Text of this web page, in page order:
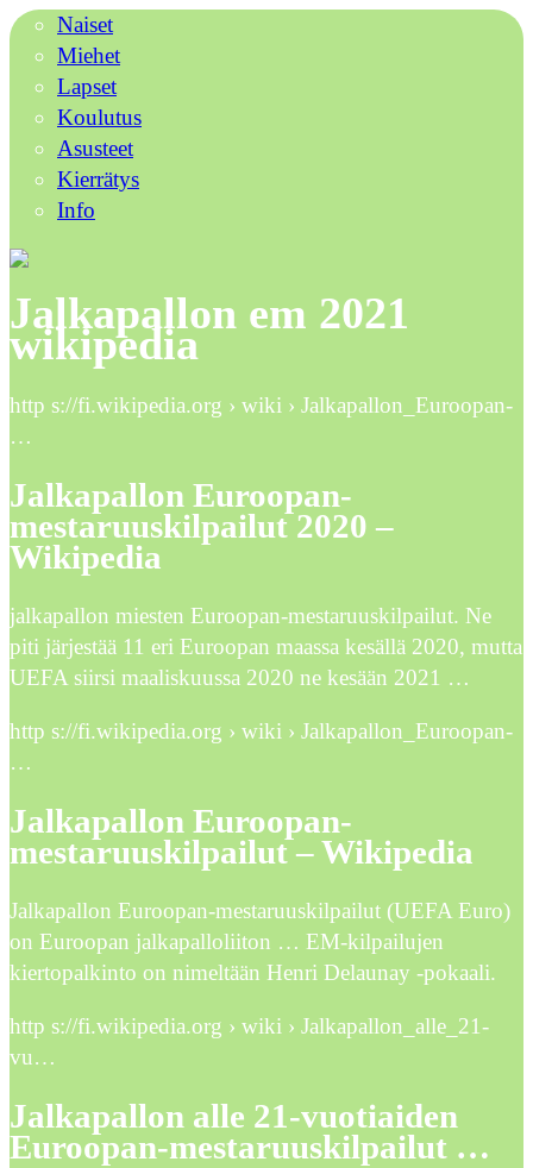
Naiset
Miehet
Lapset
Koulutus
Asusteet
Kierrätys
Info
Jalkapallon em 2021
wikipedia
http s://fi.wikipedia.org › wiki › Jalkapallon_Euroopan-
…
Jalkapallon Euroopan-
mestaruuskilpailut 2020 –
Wikipedia
jalkapallon miesten Euroopan-mestaruuskilpailut. Ne
piti järjestää 11 eri Euroopan maassa kesällä 2020, mutta
UEFA siirsi maaliskuussa 2020 ne kesään 2021 …
http s://fi.wikipedia.org › wiki › Jalkapallon_Euroopan-
…
Jalkapallon Euroopan-
mestaruuskilpailut – Wikipedia
Jalkapallon Euroopan-mestaruuskilpailut (UEFA Euro)
on Euroopan jalkapalloliiton … EM-kilpailujen
kiertopalkinto on nimeltään Henri Delaunay -pokaali.
http s://fi.wikipedia.org › wiki › Jalkapallon_alle_21-
vu…
Jalkapallon alle 21-vuotiaiden
Euroopan-mestaruuskilpailut …